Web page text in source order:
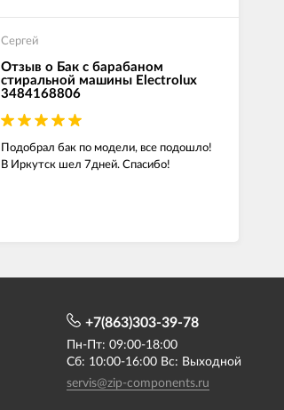
Сергей
Отзыв о Бак с барабаном
стиральной машины Electrolux
3484168806
Подобрал бак по модели, все подошло!
В Иркутск шел 7дней. Спасибо!
+7(863)303-39-78
Пн-Пт: 09:00-18:00
Сб: 10:00-16:00 Вс: Выходной
servis@zip-components.ru